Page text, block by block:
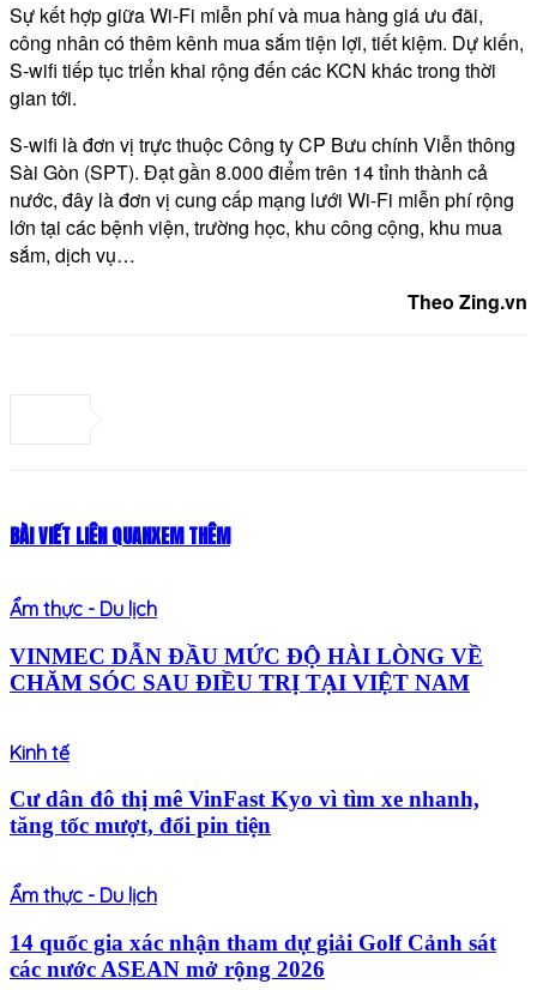
Sự kết hợp giữa Wi-Fi miễn phí và mua hàng giá ưu đãi,
công nhân có thêm kênh mua sắm tiện lợi, tiết kiệm. Dự kiến,
S-wifi tiếp tục triển khai rộng đến các KCN khác trong thời
gian tới.
S-wifi là đơn vị trực thuộc Công ty CP Bưu chính Viễn thông
Sài Gòn (SPT). Đạt gần 8.000 điểm trên 14 tỉnh thành cả
nước, đây là đơn vị cung cấp mạng lưới Wi-Fi miễn phí rộng
lớn tại các bệnh viện, trường học, khu công cộng, khu mua
sắm, dịch vụ…
Theo Zing.vn
BÀI VIẾT LIÊN QUANXEM THÊM
Ẩm thực - Du lịch
VINMEC DẪN ĐẦU MỨC ĐỘ HÀI LÒNG VỀ
CHĂM SÓC SAU ĐIỀU TRỊ TẠI VIỆT NAM
Kinh tế
Cư dân đô thị mê VinFast Kyo vì tìm xe nhanh,
tăng tốc mượt, đổi pin tiện
Ẩm thực - Du lịch
14 quốc gia xác nhận tham dự giải Golf Cảnh sát
các nước ASEAN mở rộng 2026